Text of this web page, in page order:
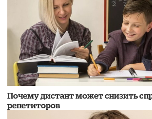
Почему дистант может снизить
репетиторов